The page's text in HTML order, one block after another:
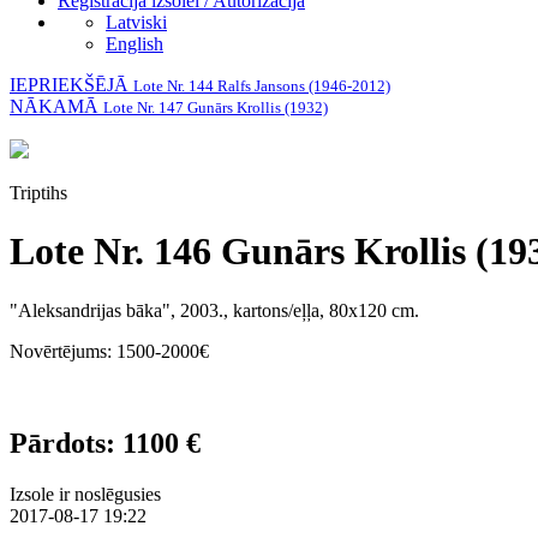
Latviski
English
IEPRIEKŠĒJĀ Lote Nr. 144 Ralfs Jansons (1946-2012)
NĀKAMĀ Lote Nr. 147 Gunārs Krollis (1932)
Triptihs
Lote Nr. 146 Gunārs Krollis
"Aleksandrijas bāka", 2003., kartons/eļļa, 80x120 cm.
Novērtējums: 1500-2000€
Pārdots: 1100 €
Izsole ir noslēgusies
2017-08-17 19:22